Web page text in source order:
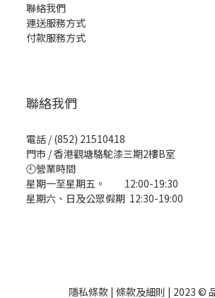
聯絡我們
運送服務方式
付款服務方式
聯絡我們
電話 / (852) 21510418
門市 / 香港觀塘駱駝漆三期2樓B室
🕘營業時間
星期一至星期五。 12:00-19:30
星期六、日及公眾假期 12:30-19:00
隱私條款 | 條款及細則 | 2023 ©